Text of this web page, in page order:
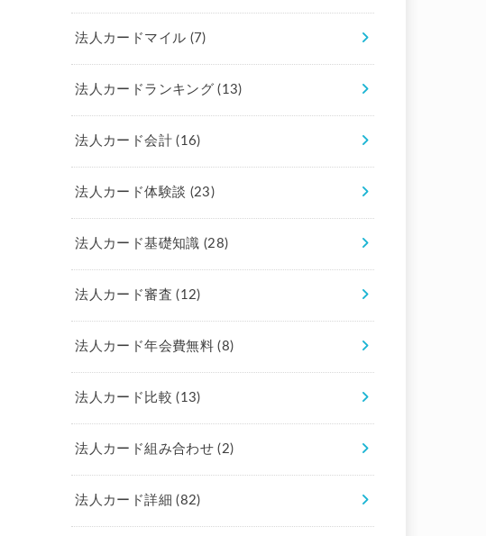
法人カードマイル (7)
法人カードランキング(13)
法人カード会計(16)
法人カード体験談 (23)
法人カード基礎知識 (28)
法人カード審査(12)
法人カード年会費無料(8)
法人カード比較(13)
法人カード組み合わせ(2)
法人カード詳細(82)